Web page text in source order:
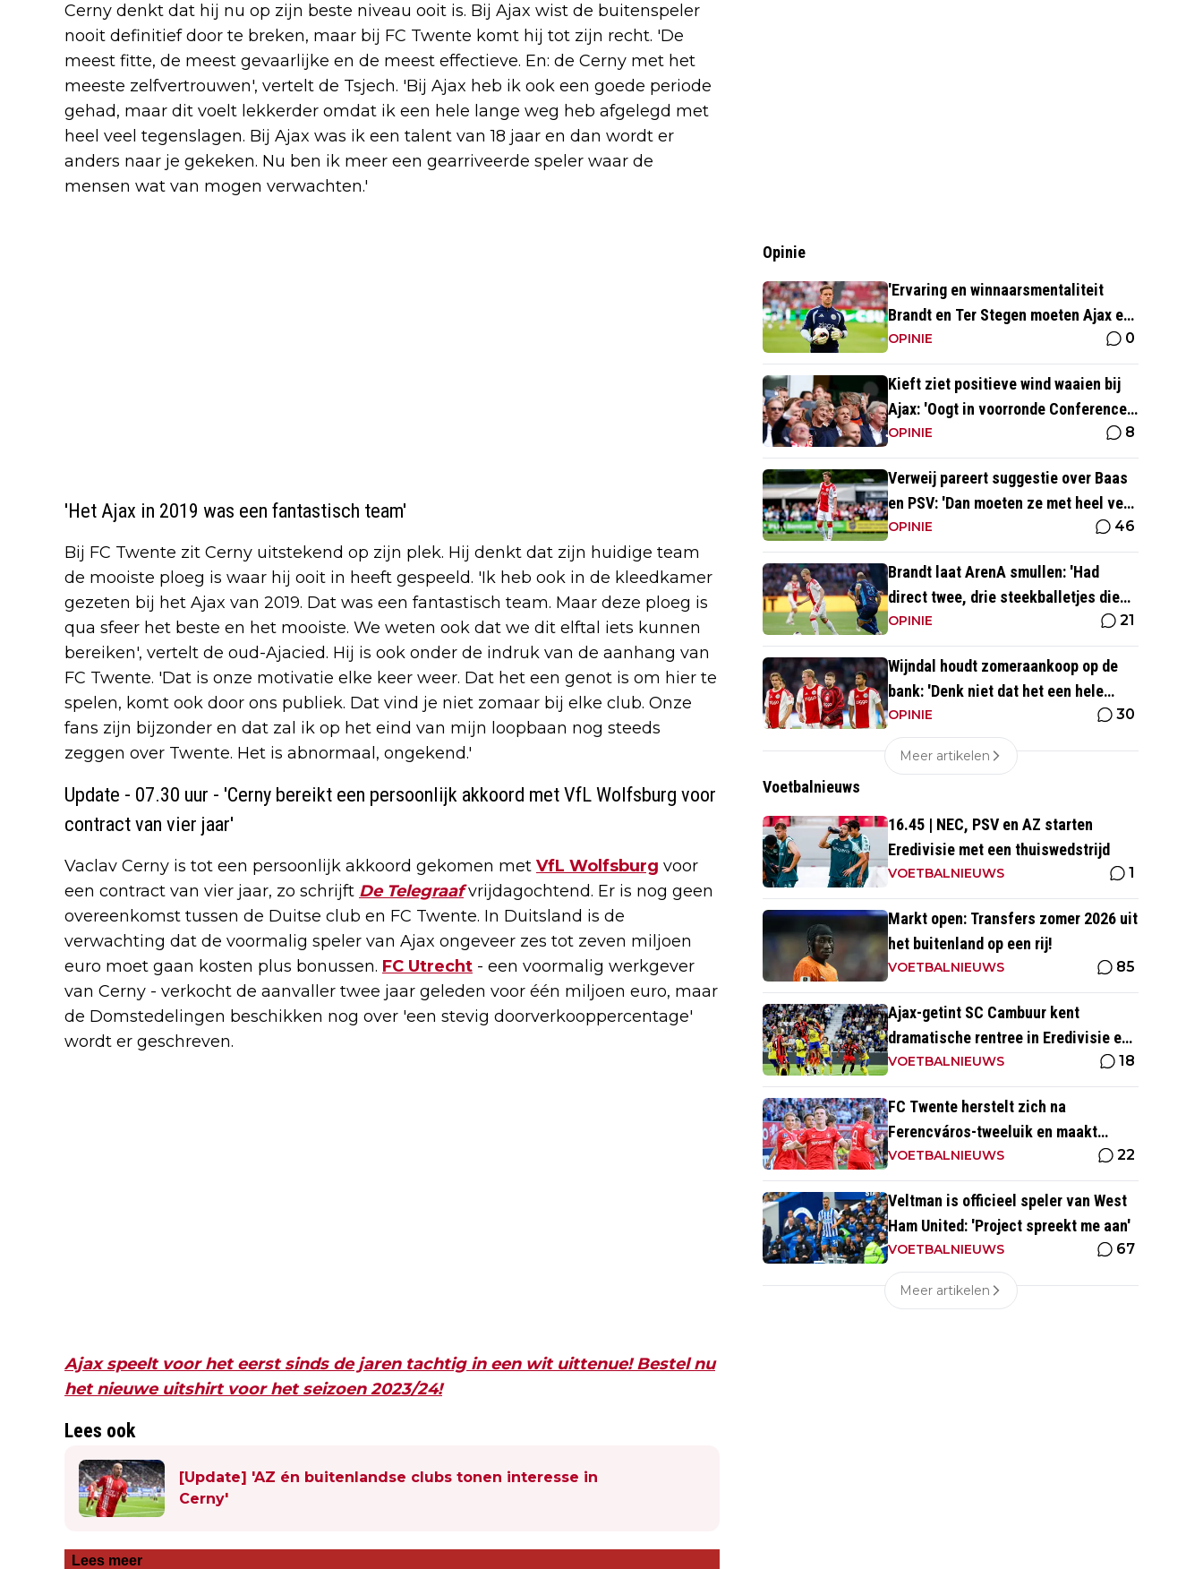
Cerny denkt dat hij nu op zijn beste niveau ooit is. Bij Ajax wist de buitenspeler
nooit definitief door te breken, maar bij FC Twente komt hij tot zijn recht. 'De
meest fitte, de meest gevaarlijke en de meest effectieve. En: de Cerny met het
meeste zelfvertrouwen', vertelt de Tsjech. 'Bij Ajax heb ik ook een goede periode
gehad, maar dit voelt lekkerder omdat ik een hele lange weg heb afgelegd met
heel veel tegenslagen. Bij Ajax was ik een talent van 18 jaar en dan wordt er
anders naar je gekeken. Nu ben ik meer een gearriveerde speler waar de
mensen wat van mogen verwachten.'
'Het Ajax in 2019 was een fantastisch team'
Bij FC Twente zit Cerny uitstekend op zijn plek. Hij denkt dat zijn huidige team
de mooiste ploeg is waar hij ooit in heeft gespeeld. 'Ik heb ook in de kleedkamer
gezeten bij het Ajax van 2019. Dat was een fantastisch team. Maar deze ploeg is
qua sfeer het beste en het mooiste. We weten ook dat we dit elftal iets kunnen
bereiken', vertelt de oud-Ajacied. Hij is ook onder de indruk van de aanhang van
FC Twente. 'Dat is onze motivatie elke keer weer. Dat het een genot is om hier te
spelen, komt ook door ons publiek. Dat vind je niet zomaar bij elke club. Onze
fans zijn bijzonder en dat zal ik op het eind van mijn loopbaan nog steeds
zeggen over Twente. Het is abnormaal, ongekend.'
Update - 07.30 uur - 'Cerny bereikt een persoonlijk akkoord met VfL Wolfsburg voor
contract van vier jaar'
Vaclav Cerny is tot een persoonlijk akkoord gekomen met VfL Wolfsburg voor
een contract van vier jaar, zo schrijft De Telegraafvrijdagochtend. Er is nog geen
overeenkomst tussen de Duitse club en FC Twente. In Duitsland is de
verwachting dat de voormalig speler van Ajax ongeveer zes tot zeven miljoen
euro moet gaan kosten plus bonussen. FC Utrecht - een voormalig werkgever
van Cerny - verkocht de aanvaller twee jaar geleden voor één miljoen euro, maar
de Domstedelingen beschikken nog over 'een stevig doorverkooppercentage'
wordt er geschreven.
Ajax speelt voor het eerst sinds de jaren tachtig in een wit uittenue! Bestel nu
het nieuwe uitshirt voor het seizoen 2023/24!
Lees ook
[Update] 'AZ én buitenlandse clubs tonen interesse in
Cerny'
Opinie
'Ervaring en winnaarsmentaliteit
Brandt en Ter Stegen moeten Ajax er
weer bovenop helpen'
OPINIE 0
Kieft ziet positieve wind waaien bij
Ajax: 'Oogt in voorronde Conference
League fris en energiek'
OPINIE 8
Verweij pareert suggestie over Baas
en PSV: 'Dan moeten ze met heel veel
geld over de brug komen'
OPINIE 46
Brandt laat ArenA smullen: 'Had
direct twee, drie steekballetjes die
gewoon perfect waren'
OPINIE 21
Wijndal houdt zomeraankoop op de
bank: 'Denk niet dat het een hele
goede verdediger is'
OPINIE 30
Meer artikelen
Voetbalnieuws
16.45 | NEC, PSV en AZ starten
Eredivisie met een thuiswedstrijd
VOETBALNIEUWS 1
Markt open: Transfers zomer 2026 uit
het buitenland op een rij!
VOETBALNIEUWS 85
Ajax-getint SC Cambuur kent
dramatische rentree in Eredivisie en
krijgt pak slaag in eigen huis
VOETBALNIEUWS 18
FC Twente herstelt zich na
Ferencváros-tweeluik en maakt
gehakt van Slowaakse opponent
VOETBALNIEUWS 22
Veltman is officieel speler van West
Ham United: 'Project spreekt me aan'
VOETBALNIEUWS 67
Meer artikelen